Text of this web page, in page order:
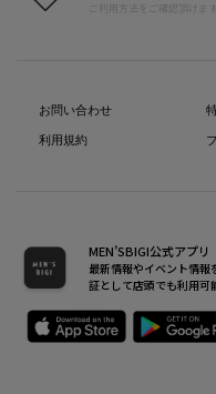
ご利用方法をご確認頂けます
お問い合わせ
利用規約
MEN’SBIGI公式アプリ
最新情報やイベント情報
証として店頭でも利用可